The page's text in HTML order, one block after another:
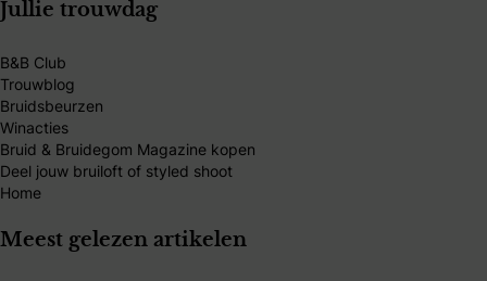
Jullie trouwdag
B&B Club
Trouwblog
Bruidsbeurzen
Winacties
Bruid & Bruidegom Magazine kopen
Deel jouw bruiloft of styled shoot
Home
Meest gelezen artikelen